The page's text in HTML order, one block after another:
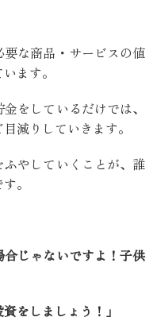
な商品・サービスの値
ます。
をしているだけでは、
減りしていきます。
やしていくことが、誰
。
合じゃないですよ！子供
をしましょう！」